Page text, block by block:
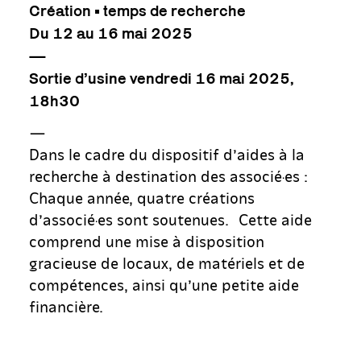
Création • temps de recherche
Du 12 au 16 mai 2025
—
Sortie d’usine vendredi 16 mai 2025,
18h30
—
Dans le cadre du dispositif d’aides à la
recherche à destination des associé·es :
Chaque année, quatre créations
d’associé·es sont soutenues. Cette aide
comprend une mise à disposition
gracieuse de locaux, de matériels et de
compétences, ainsi qu’une petite aide
financière.